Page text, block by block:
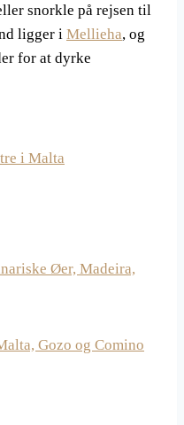
snorkle på rejsen til
ligger i Mellieha, og
for at dyrke
i Malta
Øer, Madeira,
Gozo og Comino